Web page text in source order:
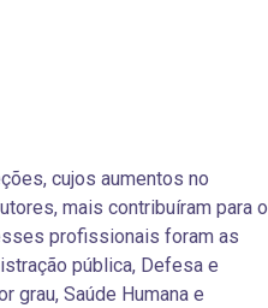
cujos aumentos no
mais contribuíram para o
profissionais foram as
pública, Defesa e
grau, Saúde Humana e